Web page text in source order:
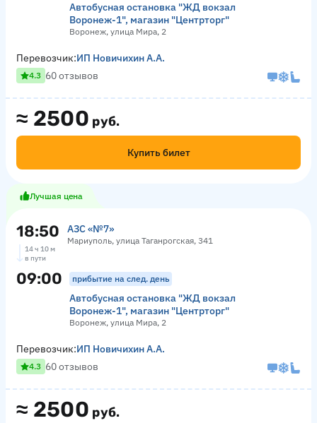
Автобусная остановка "ЖД вокзал
Воронеж-1", магазин "Центрторг"
Воронеж, улица Мира, 2
≈ 2500 руб.
Купить билет
Перевозчик:ИП Новичихин А.А.
4.3 60 отзывов
Лучшая цена
18:50 АЗС «№7»
Мариуполь, улица Таганрогская, 341
14 ч 10 м
в пути
09:00 прибытие на след. день
Автобусная остановка "ЖД вокзал
Воронеж-1", магазин "Центрторг"
Воронеж, улица Мира, 2
≈ 2500 руб.
Перевозчик:ИП Новичихин А.А.
4.3 60 отзывов